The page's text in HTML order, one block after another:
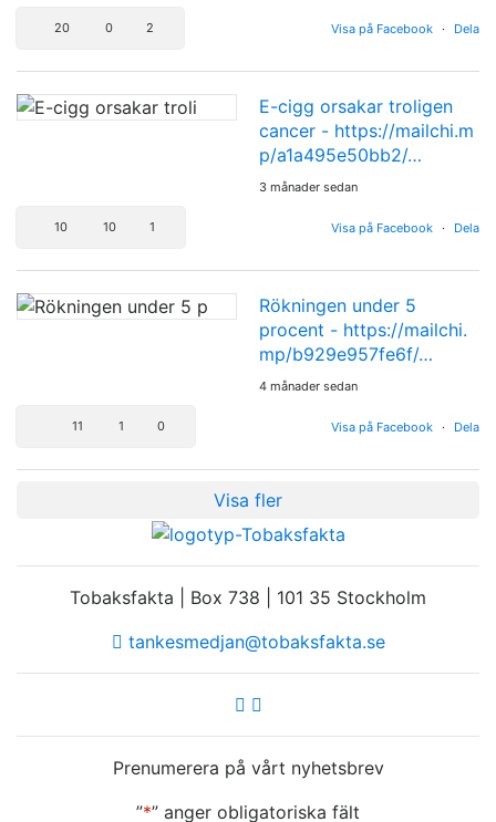
Visa på Facebook · Dela
20 0 2
E-cigg orsakar troligen
cancer - https://mailchi.m
p/a1a495e50bb2/…
3 månader sedan
Visa på Facebook · Dela
10 10 1
Rökningen under 5
procent - https://mailchi.
mp/b929e957fe6f/…
4 månader sedan
Visa på Facebook · Dela
11 1 0
Visa fler
Tobaksfakta | Box 738 | 101 35 Stockholm
tankesmedjan@tobaksfakta.se
Prenumerera på vårt nyhetsbrev
”*” anger obligatoriska fält